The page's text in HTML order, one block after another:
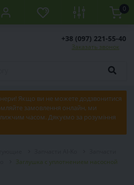
0
+38 (097) 221-55-40
Заказать звонок
Якщо ви не можете додзвонитися
замовлення онлайн, ми
часом. Дякуємо за розуміння
Заглушка с уплотнением насосной